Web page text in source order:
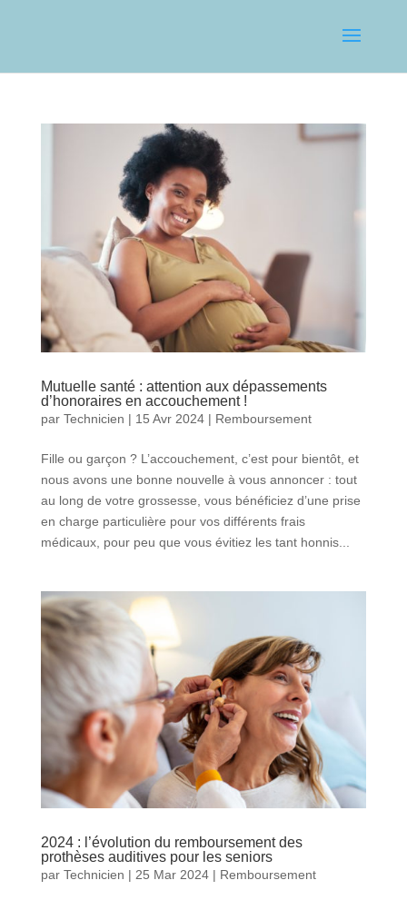
Mutuelle santé : attention aux dépassements
d’honoraires en accouchement !
par Technicien | 15 Avr 2024| Remboursement
Fille ou garçon ? L’accouchement, c’est pour bientôt, et
nous avons une bonne nouvelle à vous annoncer : tout
au long de votre grossesse, vous bénéficiez d’une prise
en charge particulière pour vos différents frais
médicaux, pour peu que vous évitiez les tant honnis...
2024 : l’évolution du remboursement des
prothèses auditives pour les seniors
par Technicien | 25 Mar 2024| Remboursement